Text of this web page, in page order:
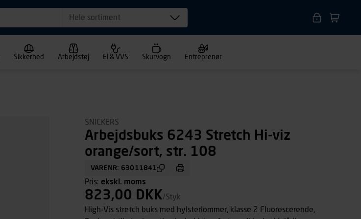
Hele sortiment
Sikkerhed Arbejdstøj El & VVS Skurvogn Entreprenør
SNICKERS
Arbejdsbuks 6243 Stretch Hi-viz
orange/sort, str. 108
VARENR: 63011841
Pris: ekskl. moms
823,00 DKK/Styk
High-Vis stretch buks med hylsterlommer, klasse 2 Fluorescerende,